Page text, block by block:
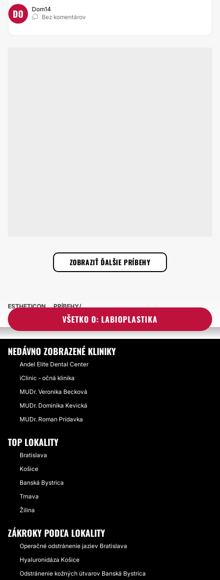
DO
Dom14
Bez komentárov
ZOBRAZIŤ ĎALŠIE PRÍBEHY
VŠETKO O: LABIOPLASTIKA
ESTHETICON
PRÍBEHY
PRÍBEHY TÝKAJÚCE SA ZÁKROKU LABIOPLASTIKA
NEDÁVNO ZOBRAZENÉ KLINIKY
Andel Elite Dental Center
iClinic - očná klinika
MUDr. Veronika Becková
MUDr. Dominika Kevická
MUDr. Roman Prídavka
TOP LOKALITY
Bratislava
Košice
Banská Bystrica
Trnava
Žilina
ZÁKROKY PODĽA LOKALITY
Operačné odstránenie jaziev Bratislava
Hyaluronidáza Košice
Odstránenie kožných útvarov Banská Bystrica